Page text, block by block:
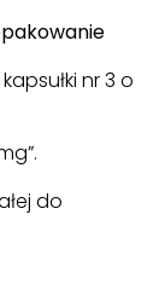
nr 3 o
do